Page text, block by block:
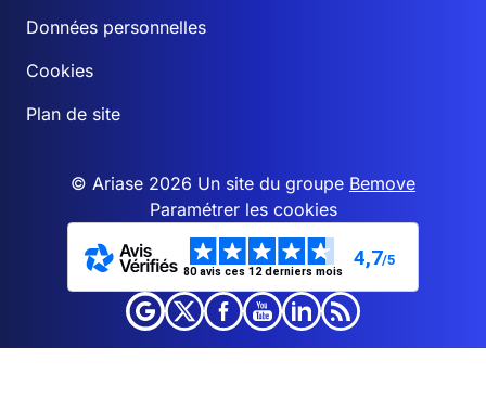
Données personnelles
Cookies
Plan de site
© Ariase 2026 Un site du groupe Bemove
Paramétrer les cookies
80 avis ces 12 derniers mois
4,7/5